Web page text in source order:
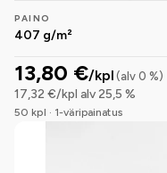
PAINO
407 g/m²
13,80 €/kpl (alv 0 %)
17,32 €/kpl alv 25,5 %
50 kpl · 1-väripainatus